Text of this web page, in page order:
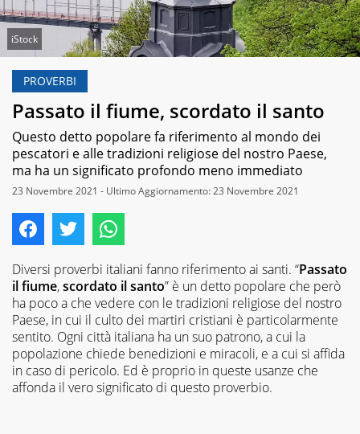
iStock
PROVERBI
Passato il fiume, scordato il santo
Questo detto popolare fa riferimento al mondo dei
pescatori e alle tradizioni religiose del nostro Paese,
ma ha un significato profondo meno immediato
23 Novembre 2021 - Ultimo Aggiornamento: 23 Novembre 2021
Diversi proverbi italiani fanno riferimento ai santi. “Passato
il fiume,scordato il santo” è un detto popolare che però
ha poco a che vedere con le tradizioni religiose del nostro
Paese, in cui il culto dei martiri cristiani è particolarmente
sentito. Ogni città italiana ha un suo patrono, a cui la
popolazione chiede benedizioni e miracoli, e a cui si affida
in caso di pericolo. Ed è proprio in queste usanze che
affonda il vero significato di questo proverbio.